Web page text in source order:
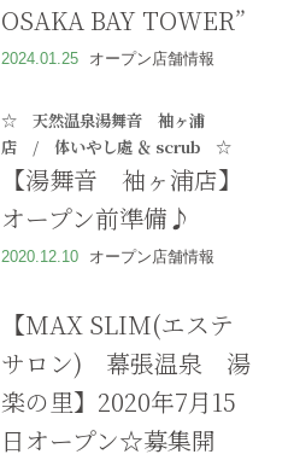
OSAKA BAY TOWER”
2024.01.25 オープン店舗情報
☆ 天然温泉湯舞音 袖ヶ浦
店 / 体いやし處 ＆ scrub ☆
【湯舞音 袖ヶ浦店】
オープン前準備♪
2020.12.10 オープン店舗情報
【MAX SLIM(エステ
サロン) 幕張温泉 湯
楽の里】2020年7月15
日オープン☆募集開